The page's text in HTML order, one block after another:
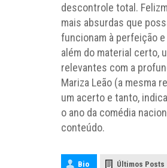
descontrole total.
mais absurdas que
funcionam à perfeição
além do material certo,
relevantes com a
Mariza Leão (a mesma
um acerto e tanto,
o ano da comédia
conteúdo.
Bio Últimos Posts